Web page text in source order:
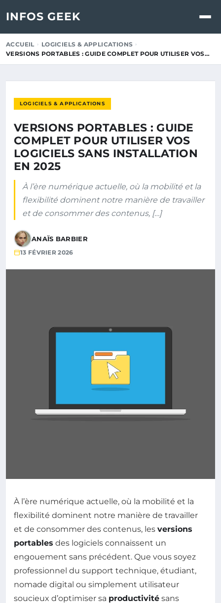
INFOS GEEK
ACCUEIL
LOGICIELS & APPLICATIONS
VERSIONS PORTABLES : GUIDE COMPLET POUR UTILISER VOS…
LOGICIELS & APPLICATIONS
VERSIONS PORTABLES : GUIDE
COMPLET POUR UTILISER VOS
LOGICIELS SANS INSTALLATION
EN 2025
À l’ère numérique actuelle, où la mobilité et la
flexibilité dominent notre manière de travailler
et de consommer des contenus, […]
ANAÏS BARBIER
13 FÉVRIER 2026
À l’ère numérique actuelle, où la mobilité et la
flexibilité dominent notre manière de travailler
et de consommer des contenus, les versions
portables des logiciels connaissent un
engouement sans précédent. Que vous soyez
professionnel du support technique, étudiant,
nomade digital ou simplement utilisateur
soucieux d’optimiser sa productivité sans